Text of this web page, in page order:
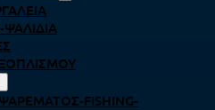
FISHING-